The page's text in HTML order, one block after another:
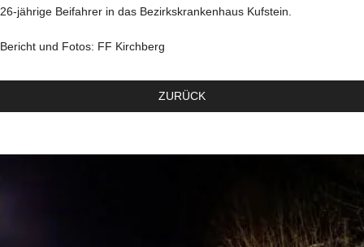
26-jährige Beifahrer in das Bezirkskrankenhaus Kufstein.
Bericht und Fotos: FF Kirchberg
ZURÜCK